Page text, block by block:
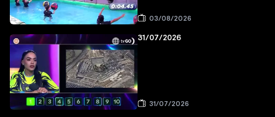
03/08/2026
31/07/2026
31/07/2026